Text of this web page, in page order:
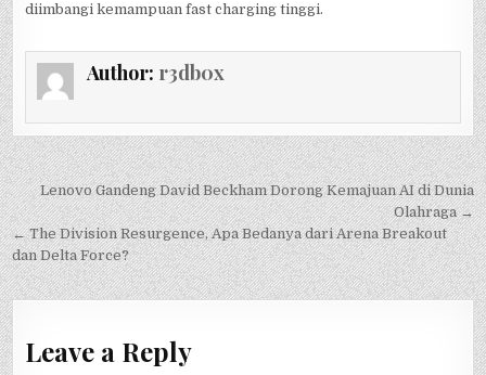
diimbangi kemampuan fast charging tinggi.
Author: r3db0x
Post
navigation
Lenovo Gandeng David Beckham Dorong Kemajuan AI di Dunia
Olahraga →
← The Division Resurgence, Apa Bedanya dari Arena Breakout
dan Delta Force?
Leave a Reply